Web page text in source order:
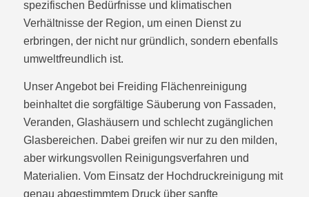
spezifischen Bedürfnisse und klimatischen
Verhältnisse der Region, um einen Dienst zu
erbringen, der nicht nur gründlich, sondern ebenfalls
umweltfreundlich ist.
Unser Angebot bei Freiding Flächenreinigung
beinhaltet die sorgfältige Säuberung von Fassaden,
Veranden, Glashäusern und schlecht zugänglichen
Glasbereichen. Dabei greifen wir nur zu den milden,
aber wirkungsvollen Reinigungsverfahren und
Materialien. Vom Einsatz der Hochdruckreinigung mit
genau abgestimmtem Druck über sanfte